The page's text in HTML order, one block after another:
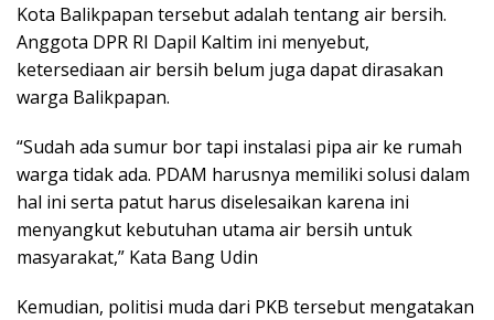
Kota Balikpapan tersebut adalah tentang air bersih.
Anggota DPR RI Dapil Kaltim ini menyebut,
ketersediaan air bersih belum juga dapat dirasakan
warga Balikpapan.
“Sudah ada sumur bor tapi instalasi pipa air ke rumah
warga tidak ada. PDAM harusnya memiliki solusi dalam
hal ini serta patut harus diselesaikan karena ini
menyangkut kebutuhan utama air bersih untuk
masyarakat,” Kata Bang Udin
Kemudian, politisi muda dari PKB tersebut mengatakan